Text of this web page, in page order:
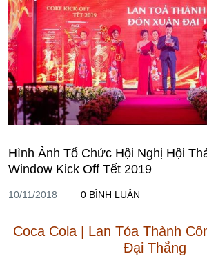
Hình Ảnh Tổ Chức Hội Nghị Hội
Window Kick Off Tết 2019
10/11/2018 0 BÌNH LUẬN
Coca Cola | Lan Tỏa Thành
Đại Thắng